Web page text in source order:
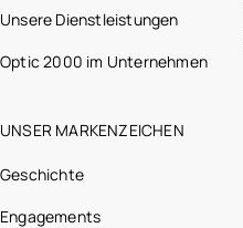
Unsere Dienstleistungen
Optic 2000 im Unternehmen
UNSER MARKENZEICHEN
Geschichte
Engagements